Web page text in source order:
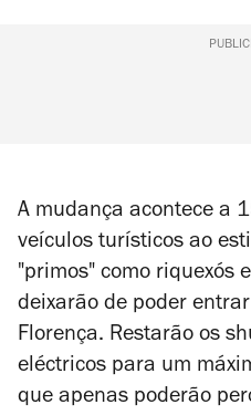
A mudança acontece a
veículos turísticos ao
"primos" como riquexós
deixarão de poder
Florença. Restarão os
eléctricos para um
que apenas poderão